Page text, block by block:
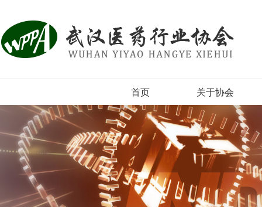
首页 关于协会
协会简介
组织机构
协会章程
入会须知